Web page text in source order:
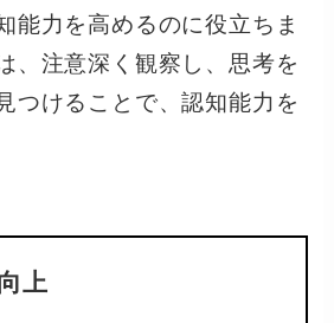
能力を高めるのに役立ちま
、注意深く観察し、思考を
つけることで、認知能力を
上